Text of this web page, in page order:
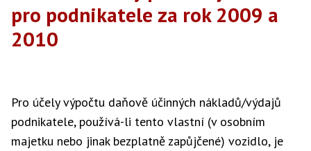
pro podnikatele za rok 2009 a
2010
Pro účely výpočtu daňově účinných nákladů/výdajů
podnikatele, používá-li tento vlastní (v osobním
majetku nebo jinak bezplatně zapůjčené) vozidlo, je